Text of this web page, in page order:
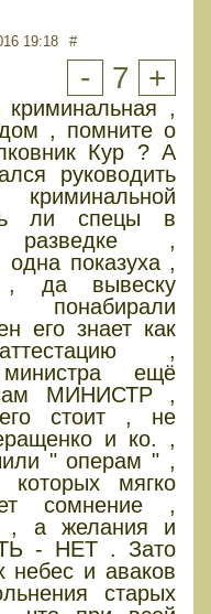
19:18 #
- 7 +
,
, помните о
Кур ? А
руководить
криминальной
ли спецы в
разведке ,
показуха ,
да вывеску
его знает как
,
ещё
МИНИСТР ,
стоит , не
и ко. ,
" операм " ,
мягко
сомнение ,
, а желания и
- НЕТ . Зато
небес и аваков
старых